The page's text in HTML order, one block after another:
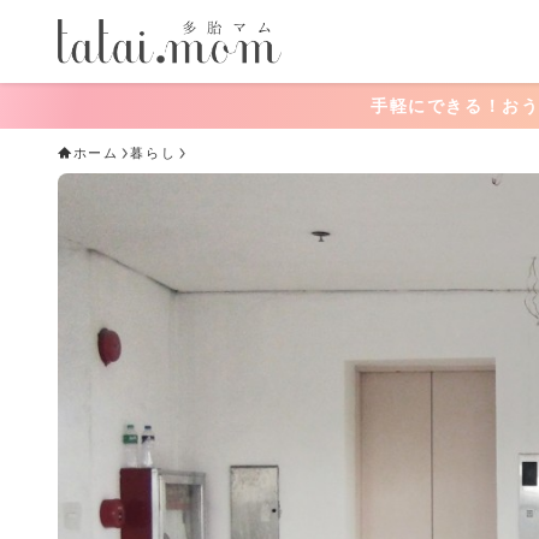
手軽にできる！おうちあそび一覧
ホーム 暮らし